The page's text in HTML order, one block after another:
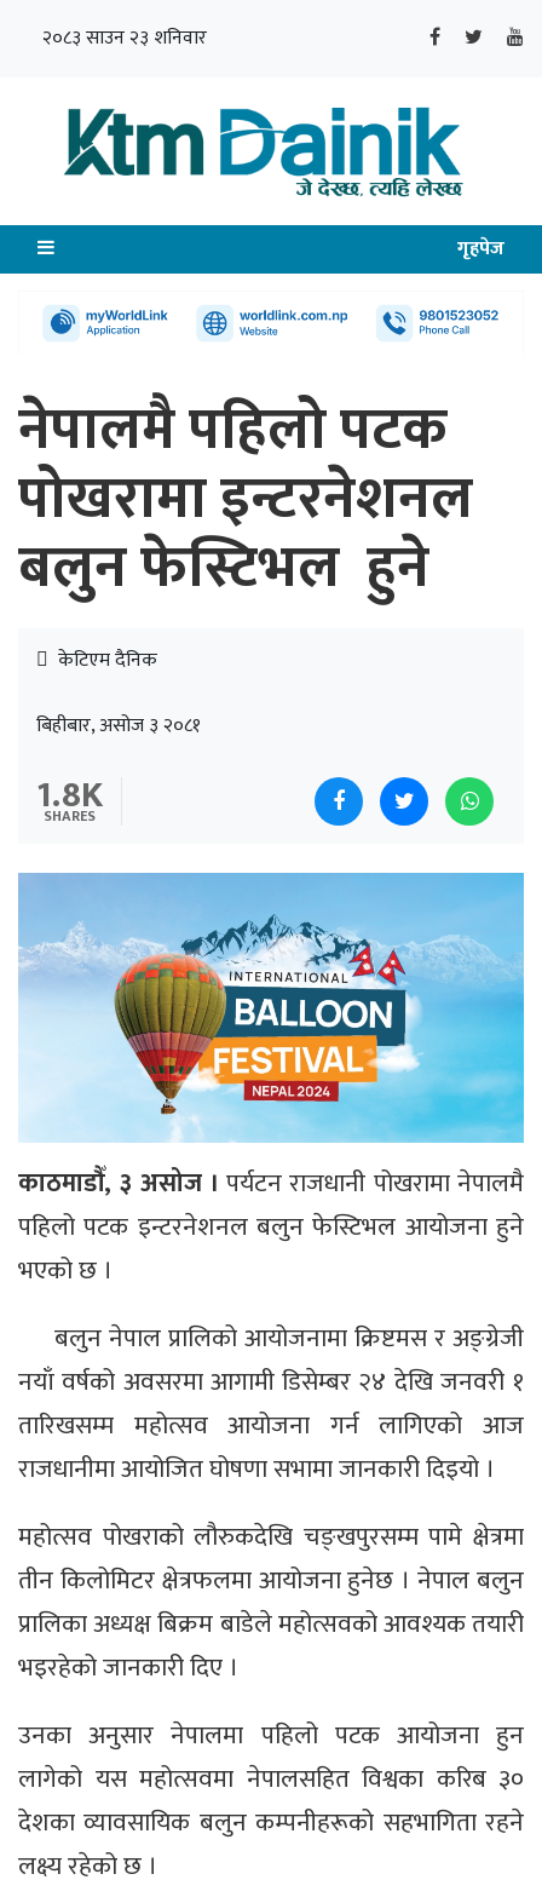
२०८३ साउन २३ शनिवार
गृहपेज
नेपालमै पहिलो पटक
पोखरामा इन्टरनेशनल
बलुन फेस्टिभल हुने
केटिएम दैनिक
बिहीबार, असोज ३ २०८१
1.8K
SHARES
काठमाडौँ, ३ असोज ।पर्यटन राजधानी पोखरामा नेपालमै
पहिलो पटक इन्टरनेशनल बलुन फेस्टिभल आयोजना हुने
भएको छ ।
बलुन नेपाल प्रालिको आयोजनामा क्रिष्टमस र अङ्ग्रेजी
नयाँ वर्षको अवसरमा आगामी डिसेम्बर २४ देखि जनवरी १
तारिखसम्म महोत्सव आयोजना गर्न लागिएको आज
राजधानीमा आयोजित घोषणा सभामा जानकारी दिइयो ।
महोत्सव पोखराको लौरुकदेखि चङ्खपुरसम्म पामे क्षेत्रमा
तीन किलोमिटर क्षेत्रफलमा आयोजना हुनेछ । नेपाल बलुन
प्रालिका अध्यक्ष बिक्रम बाडेले महोत्सवको आवश्यक तयारी
भइरहेको जानकारी दिए ।
उनका अनुसार नेपालमा पहिलो पटक आयोजना हुन
लागेको यस महोत्सवमा नेपालसहित विश्वका करिब ३०
देशका व्यावसायिक बलुन कम्पनीहरूको सहभागिता रहने
लक्ष्य रहेको छ ।